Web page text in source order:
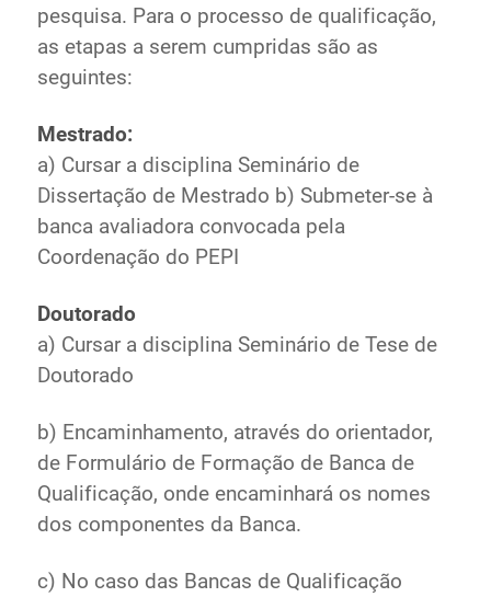
pesquisa. Para o processo de qualificação,
as etapas a serem cumpridas são as
seguintes:
Mestrado:
a) Cursar a disciplina Seminário de
Dissertação de Mestrado b) Submeter-se à
banca avaliadora convocada pela
Coordenação do PEPI
Doutorado
a) Cursar a disciplina Seminário de Tese de
Doutorado
b) Encaminhamento, através do orientador,
de Formulário de Formação de Banca de
Qualificação, onde encaminhará os nomes
dos componentes da Banca.
c) No caso das Bancas de Qualificação